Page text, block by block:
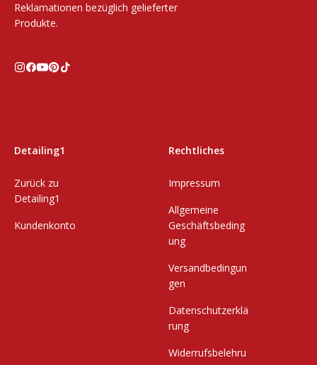
Reklamationen bezüglich gelieferter
Produkte.
Detailing1
Zurück zu
Detailing1
Kundenkonto
Rechtliches
Impressum
Allgemeine
Geschäftsbeding
ung
Versandbedingun
gen
Datenschutzerklä
rung
Widerrufsbelehru